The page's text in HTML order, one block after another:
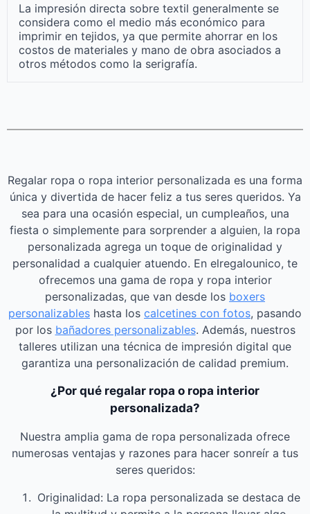
La impresión directa sobre textil generalmente se
considera como el medio más económico para
imprimir en tejidos, ya que permite ahorrar en los
costos de materiales y mano de obra asociados a
otros métodos como la serigrafía.
Regalar ropa o ropa interior personalizada es una forma
única y divertida de hacer feliz a tus seres queridos. Ya
sea para una ocasión especial, un cumpleaños, una
fiesta o simplemente para sorprender a alguien, la ropa
personalizada agrega un toque de originalidad y
personalidad a cualquier atuendo. En elregalounico, te
ofrecemos una gama de ropa y ropa interior
personalizadas, que van desde los boxers
personalizables hasta los calcetines con fotos, pasando
por los bañadores personalizables. Además, nuestros
talleres utilizan una técnica de impresión digital que
garantiza una personalización de calidad premium.
¿Por qué regalar ropa o ropa interior
personalizada?
Nuestra amplia gama de ropa personalizada ofrece
numerosas ventajas y razones para hacer sonreír a tus
seres queridos:
Originalidad: La ropa personalizada se destaca de